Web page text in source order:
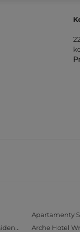
Apartamenty
Arche Hotel Puławska Residence
Arche Hotel